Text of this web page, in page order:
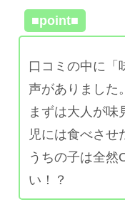
■point■
口コミの中に「
声がありました。
まずは大人が味
児には食べさせ
うちの子は全然
い！？